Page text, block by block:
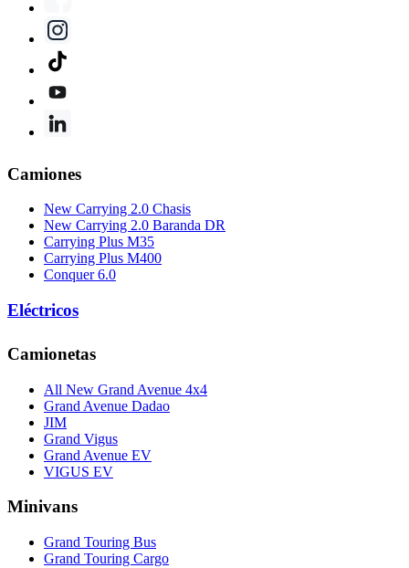
Camiones
New Carrying 2.0 Chasis
New Carrying 2.0 Baranda DR
Carrying Plus M35
Carrying Plus M400
Conquer 6.0
Eléctricos
Camionetas
All New Grand Avenue 4x4
Grand Avenue Dadao
JIM
Grand Vigus
Grand Avenue EV
VIGUS EV
Minivans
Grand Touring Bus
Grand Touring Cargo